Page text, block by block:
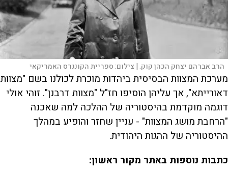
הרב אברהם יצחק הכהן קוק. | צילום:ספריית הקונגרס האמריקאי
מערכת המצוות הבסיסית ביהדות מוכרת לכולנו בשם "מצוות
דאורייתא", אך עליהן הוסיפו חז"ל "מצוות דרבנן". זוהי אולי
דוגמה מוקדמת בהיסטוריה של ההלכה למה שאכנה
"הרחבת מושג המצוות" - עניין שחזר והופיע במהלך
ההיסטוריה של ההגות היהודית.
כתבות נוספות באתר מקור ראשון: